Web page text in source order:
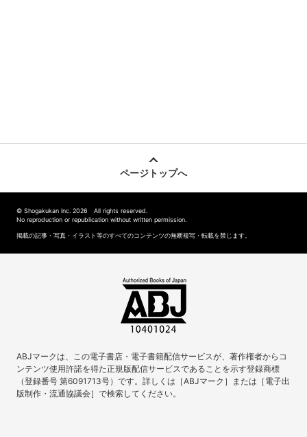
ページトップへ
© Shogakukan Inc. 2026 All rights reserved.
No reproduction or republication without written permission.
掲載の記事・写真・イラスト等のすべてのコンテンツの無断複写・転載を禁じます。
ABJマークは、この電子書店・電子書籍配信サービスが、著作権者からコ
ンテンツ使用許諾を得た正規版配信サービスであることを示す登録商標
（登録番号 第6091713号）です。詳しくは［ABJマーク］または［電子出
版制作・流通協議会］で検索してください。